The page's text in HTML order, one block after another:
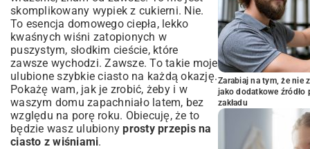
skomplikowany wypiek z cukierni. Nie.
To esencja domowego ciepła, lekko
kwaśnych wiśni zatopionych w
puszystym, słodkim cieście, które
zawsze wychodzi. Zawsze. To takie moje
ulubioneszybkie ciastona każdą okazję.
Pokażę wam, jak je zrobić, żeby i w
waszym domu zapachniało latem, bez
względu na porę roku. Obiecuję, że to
będzie wasz ulubionyprosty przepis na
ciasto z wiśniami.
Zarabiaj na tym, że nie
jako dodatkowe
zakładu